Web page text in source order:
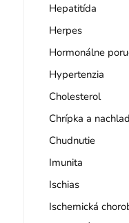
Hepatitída
Herpes
Hormonálne
Hypertenzia
Cholesterol
Chrípka a
Chudnutie
Imunita
Ischias
Ischemická